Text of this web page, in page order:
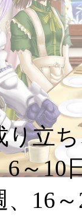
り立
～10
、16